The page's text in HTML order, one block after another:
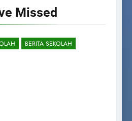
Missed
BERITA SEKOLAH